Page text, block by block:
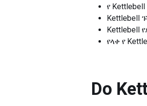
የ
Kettlebell
Kettlebell
የላቀ የ
Do